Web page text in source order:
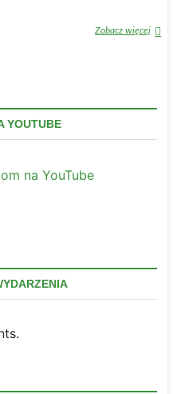
Zobacz więcejDzień
YOUTUBE